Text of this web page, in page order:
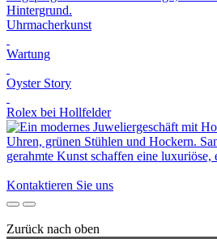
Uhrmacherkunst
Wartung
Oyster Story
Rolex bei Hollfelder
Kontaktieren Sie uns
Zurück nach oben